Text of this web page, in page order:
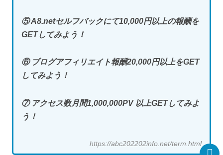
⑤ A8.netセルフバックにて10,000円以上の報酬を
GETしてみよう！
⑥ ブログアフィリエイト報酬20,000円以上をGET
してみよう！
⑦ アクセス数月間1,000,000PV 以上GETしてみよ
う！
https://abc202202info.net/term.html